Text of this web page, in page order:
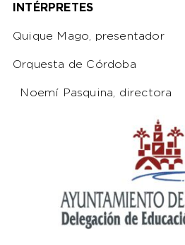
INTÉRPRETES
Quique Mago, presentador
Orquesta de Córdoba
Noemí Pasquina, directora